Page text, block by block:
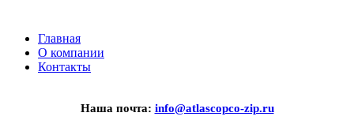
Главная
О компании
Контакты
Наша почта: info@atlascopco-zip.ru